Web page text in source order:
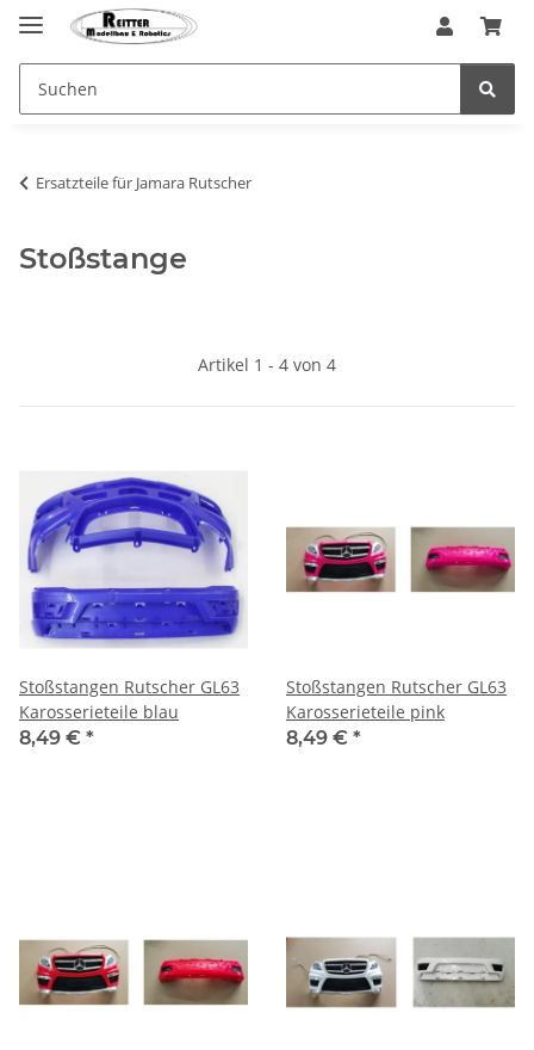
Ersatzteile für Jamara Rutscher
Stoßstange
Artikel 1 - 4 von 4
Stoßstangen Rutscher GL63
Karosserieteile blau
8,49 € *
Stoßstangen Rutscher GL63
Karosserieteile pink
8,49 € *